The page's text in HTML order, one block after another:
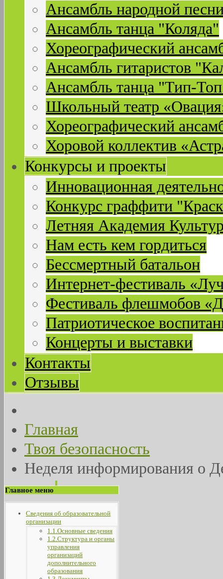
Ансамбль народной
Ансамбль танца "Коляда"
Хореографический
Ансамбль гитаристов
Ансамбль танца "Тип-
Школьный театр
Хореографический
Хоровой коллектив
Конкурсы и проекты
Инновационная
Конкурс граффити
Летняя Академия
Нам есть кем гордиться
Бессмертный батальон
Интернет-фестиваль
Фестиваль флешмобов
Патриотическое
Концерты и выставки
Контакты
Отзывы
Главная
Твоя безопасность
Неделя информирования о
Главное меню
Сведения об образовательной
организации
1.1.Основные сведения
1.2.Структура и органы
управления
организаций
дополнительного
образования